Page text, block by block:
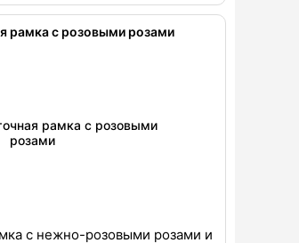
рамка с розовыми розами
с нежно-розовыми розами и